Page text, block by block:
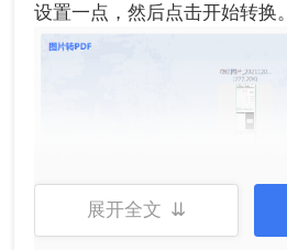
设置一点，然后点击开始转换。
展开全文 ⇊